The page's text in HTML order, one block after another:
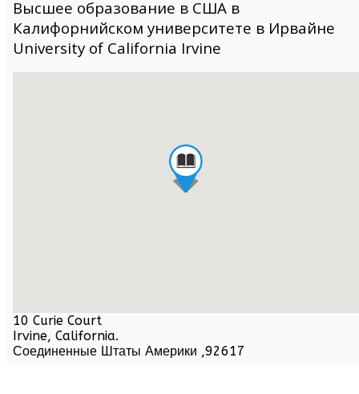
Высшее образование в США в
Калифорнийском университете в Ирвайне
University of California Irvine
10 Curie Court
Irvine, California.
Соединенные Штаты Америки ,92617